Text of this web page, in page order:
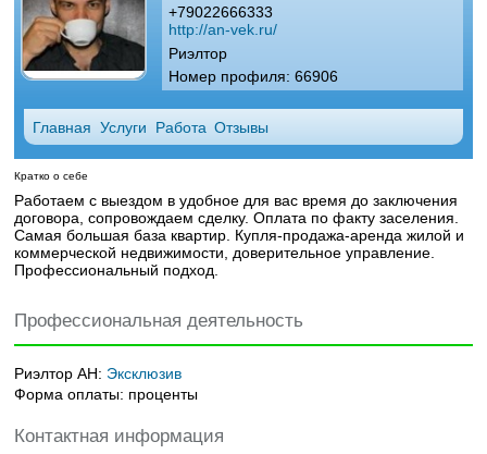
+79022666333
http://an-vek.ru/
Риэлтор
Номер профиля: 66906
Главная Услуги Работа Отзывы
Кратко о себе
Работаем с выездом в удобное для вас время до заключения
договора, сопровождаем сделку. Оплата по факту заселения.
Самая большая база квартир. Купля-продажа-аренда жилой и
коммерческой недвижимости, доверительное управление.
Профессиональный подход.
Профессиональная деятельность
Риэлтор АН: Эксклюзив
Форма оплаты: проценты
Контактная информация